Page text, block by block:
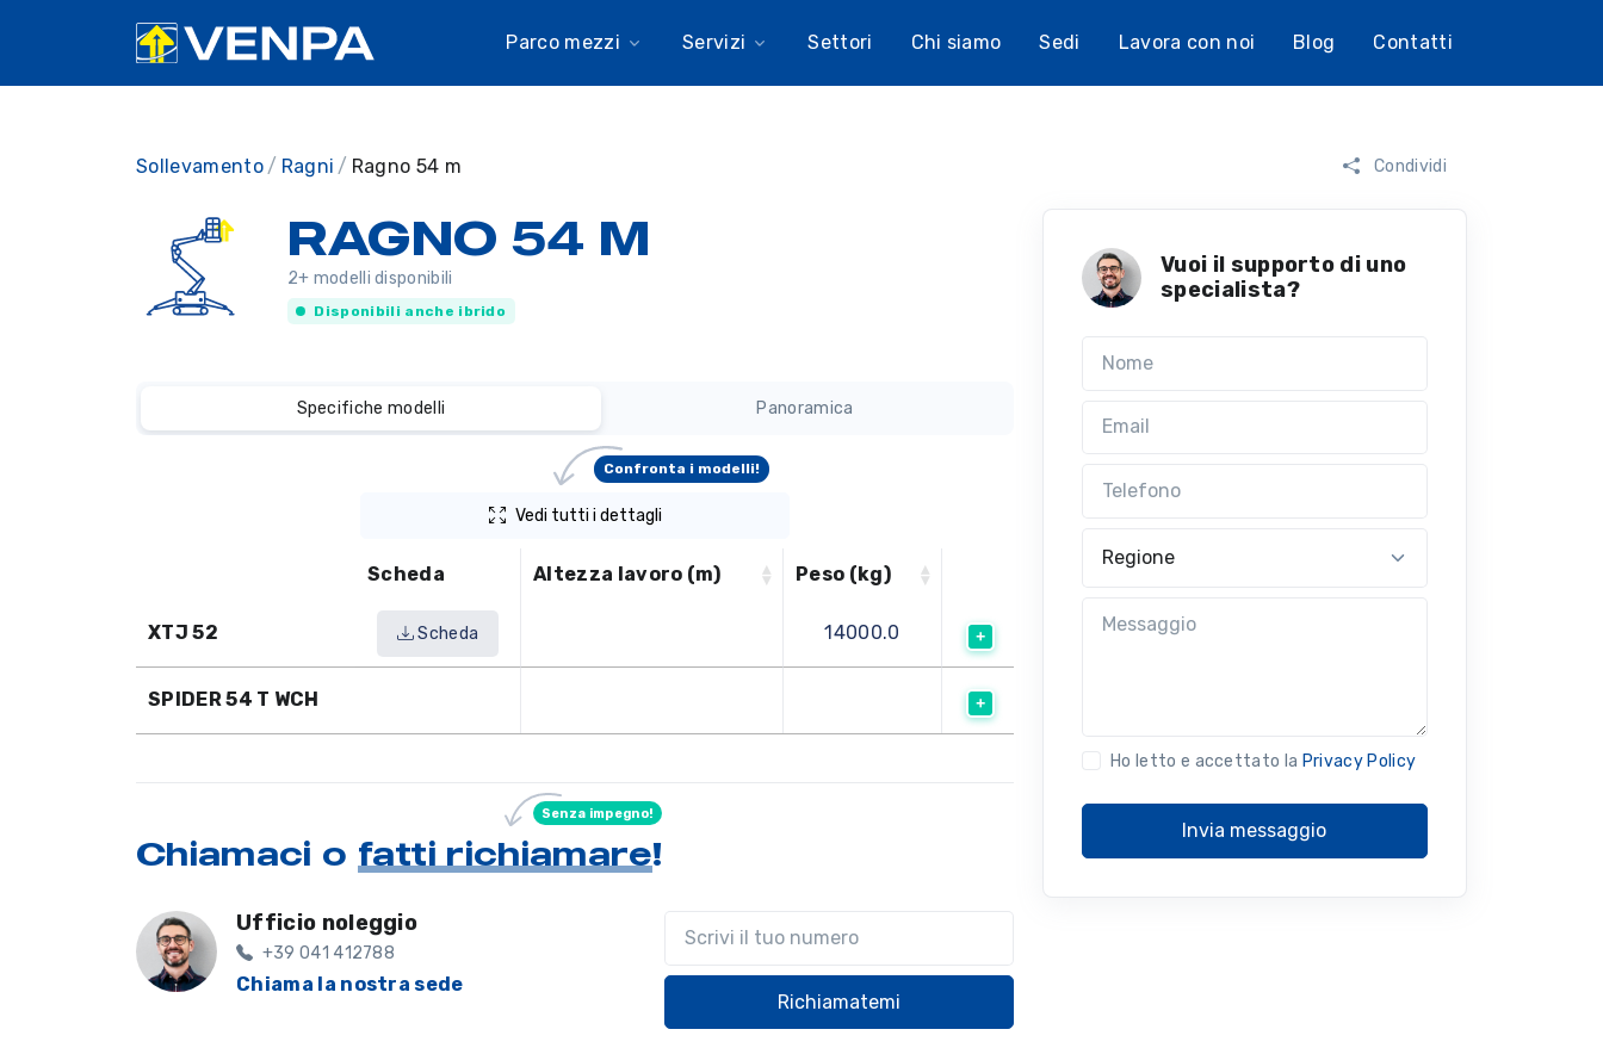
Parco mezzi Servizi Settori Chi siamo Sedi Lavora con noi Blog Contatti
Sollevamento Ragni Ragno 54 m Condividi
RAGNO 54 M
2+ modelli disponibili
Disponibili anche ibrido
Specifiche modelli Panoramica
Vedi tutti i dettagli
Confronta i modelli!
Scheda Altezza lavoro (m) Peso (kg)
XTJ 52 Scheda 14000.0
SPIDER 54 T WCH
Chiamaci o fatti richiamare!
Senza impegno!
Ufficio noleggio
+39 041 412788
Chiama la nostra sede
Richiamatemi
Vuoi il supporto di uno
specialista?
Ho letto e accettato la Privacy Policy
Invia messaggio